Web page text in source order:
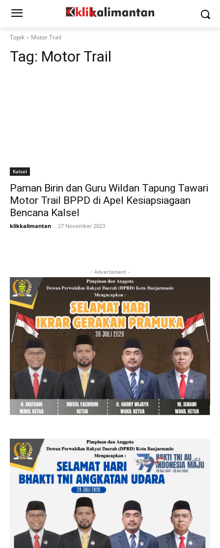
Topik Motor Trail
Tag: Motor Trail
Kalsel
Paman Birin dan Guru Wildan Tapung Tawari
Motor Trail BPPD di Apel Kesiapsiagaan
Bencana Kalsel
klikkalimantan - 27 November 2023
- Advertisment -